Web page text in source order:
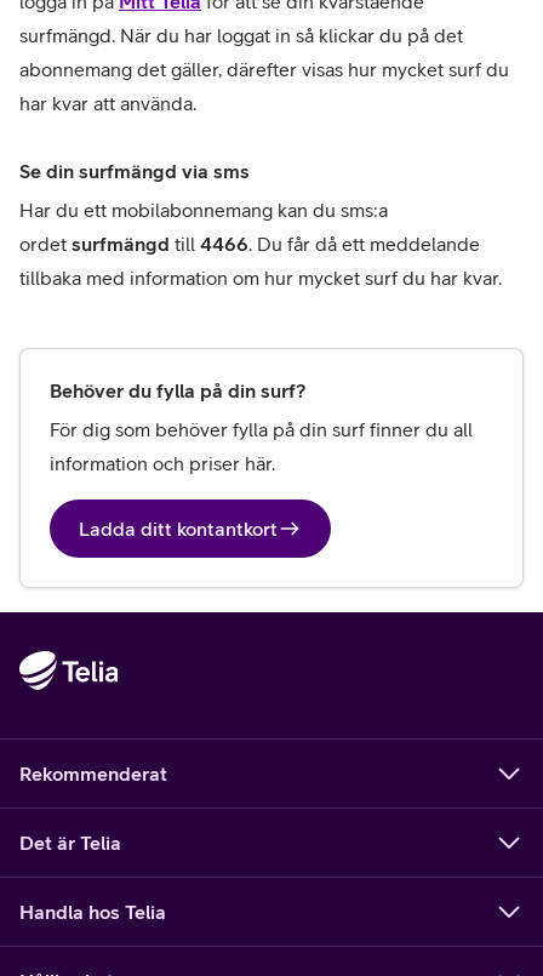
surfmängd. När du har loggat in så klickar du på det
abonnemang det gäller, därefter visas hur mycket surf du
har kvar att använda.
Se din surfmängd via sms
Har du ett mobilabonnemang kan du sms:a
ordet surfmängd till 4466. Du får då ett meddelande
tillbaka med information om hur mycket surf du har kvar.
Behöver du fylla på din surf?
För dig som behöver fylla på din surf finner du all
information och priser här.
Ladda ditt kontantkort
Rekommenderat
Det är Telia
Handla hos Telia